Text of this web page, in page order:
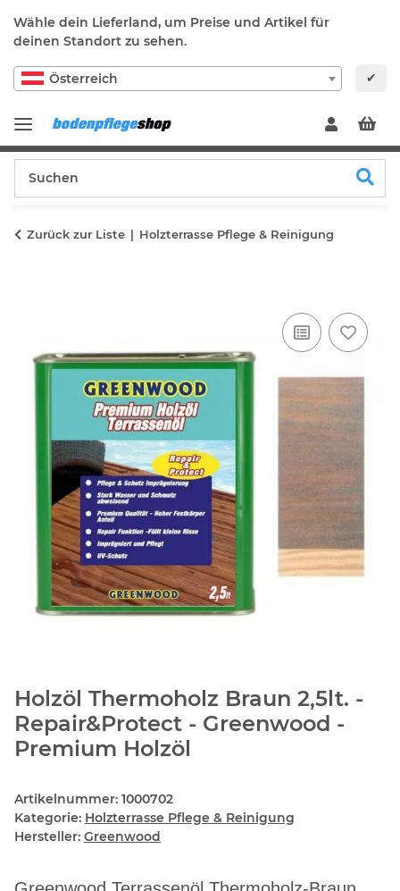
Wähle dein Lieferland, um Preise und Artikel für
deinen Standort zu sehen.
Österreich ✔
Zurück zur Liste Holzterrasse Pflege & Reinigung
Holzöl Thermoholz Braun 2,5lt. -
Repair&Protect - Greenwood -
Premium Holzöl
Artikelnummer: 1000702
Kategorie: Holzterrasse Pflege & Reinigung
Hersteller: Greenwood